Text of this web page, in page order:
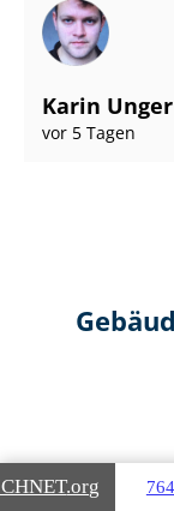
Karin Unger
vor 5 Tagen
.org